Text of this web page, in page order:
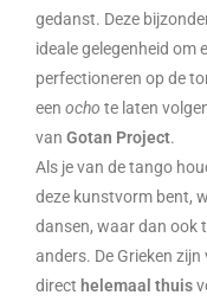
gedanst. Deze
ideale gelegenheid om
perfectioneren op de
een ocho te laten
van Gotan Project.
Als je van de tango
deze kunstvorm bent,
dansen, waar dan ook
anders. De Grieken
direct helemaal thuis